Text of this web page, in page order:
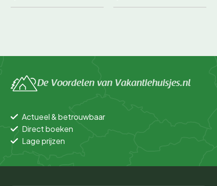
De Voordelen van Vakantiehuisjes.nl
Actueel & betrouwbaar
Direct boeken
Lage prijzen